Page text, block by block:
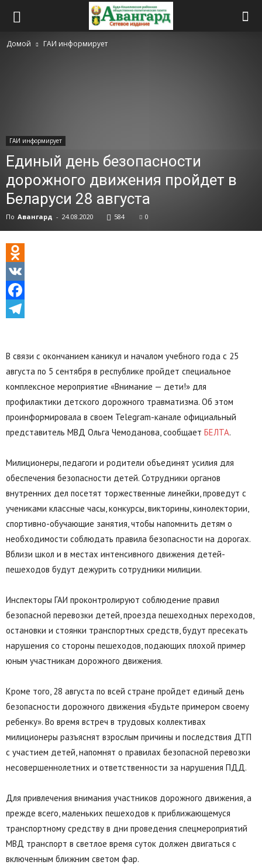
Домой ГАИ информирует
ГАИ информирует
Единый день безопасности
дорожного движения пройдет в
Беларуси 28 августа
По Авангард - 24.08.2020 584 0
Odnoklassniki
VK
Facebook
В связи с окончанием каникул и началом учебного года с 25
августа по 5 сентября в республике пройдет специальное
комплексное мероприятие «Внимание — дети!» для
профилактики детского дорожного травматизма. Об этом
проинформировала в своем Telegram-канале официальный
представитель МВД Ольга Чемоданова, сообщает БЕЛТА.
Милиционеры, педагоги и родители объединят усилия для
обеспечения безопасности детей. Сотрудники органов
внутренних дел посетят торжественные линейки, проведут с
учениками классные часы, конкурсы, викторины, кинолектории,
спортивно-обучающие занятия, чтобы напомнить детям о
необходимости соблюдать правила безопасности на дорогах.
Вблизи школ и в местах интенсивного движения детей-
пешеходов будут дежурить сотрудники милиции.
Инспекторы ГАИ проконтролируют соблюдение правил
безопасной перевозки детей, проезда пешеходных переходов,
остановки и стоянки транспортных средств, будут пресекать
нарушения со стороны пешеходов, подающих плохой пример
юным участникам дорожного движения.
Кроме того, 28 августа по всей стране пройдет единый день
безопасности дорожного движения «Будьте примером своему
ребенку». Во время встреч в трудовых коллективах
милиционеры разъяснят взрослым причины и последствия ДТП
с участием детей, напомнят о правилах безопасной перевозки
несовершеннолетних и ответственности за нарушения ПДД.
Для привлечения внимания участников дорожного движения, а
прежде всего, маленьких пешеходов к приближающемуся
транспортному средству в дни проведения спецмероприятий
МВД транспорт в светлое время суток должен двигаться с
включенным ближним светом фар.